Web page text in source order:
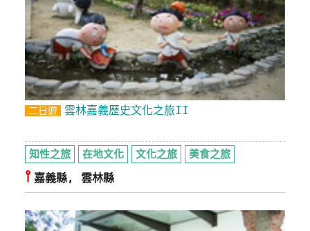
二日遊 雲林嘉義歷史文化之旅II
知性之旅 在地文化 文化之旅 美食之旅
⫯ 嘉義縣, 雲林縣